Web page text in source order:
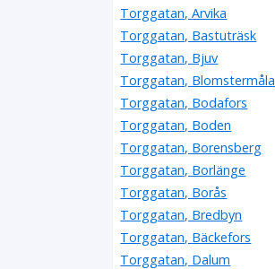
Torggatan, Arvika
Torggatan, Bastuträsk
Torggatan, Bjuv
Torggatan, Blomstermåla
Torggatan, Bodafors
Torggatan, Boden
Torggatan, Borensberg
Torggatan, Borlänge
Torggatan, Borås
Torggatan, Bredbyn
Torggatan, Bäckefors
Torggatan, Dalum